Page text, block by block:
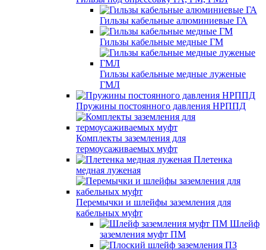
Гильзы кабельные алюминиевые ГА
Гильзы кабельные медные ГМ
Гильзы кабельные медные луженые
ГМЛ
Пружины постоянного давления НРППД
Комплекты заземления для
термоусаживаемых муфт
Плетенка
медная луженая
Перемычки и шлейфы заземления для
кабельных муфт
Шлейф
заземления муфт ПМ